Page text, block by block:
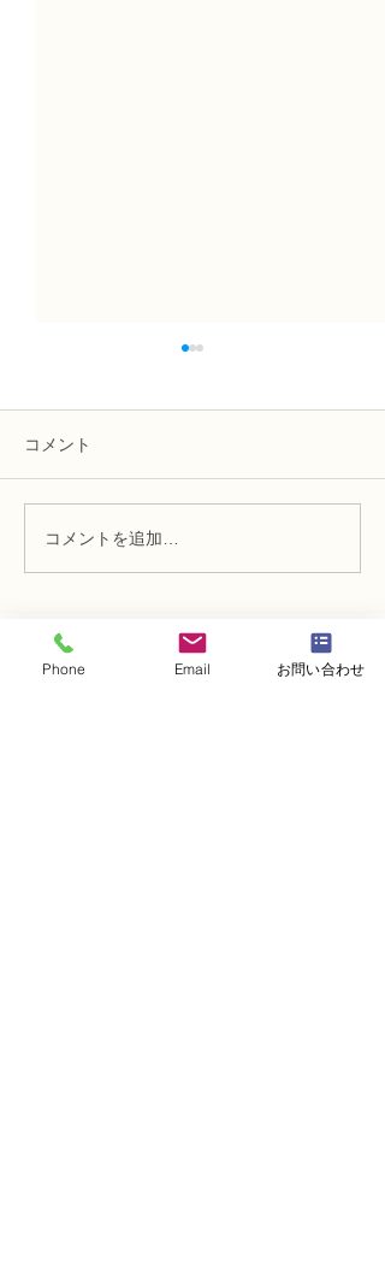
NFD講師研究科コース
「木枠の壁飾り」
コメント
コメントを追加…
・体験レッスンコース
Phone Email お問い合わせ